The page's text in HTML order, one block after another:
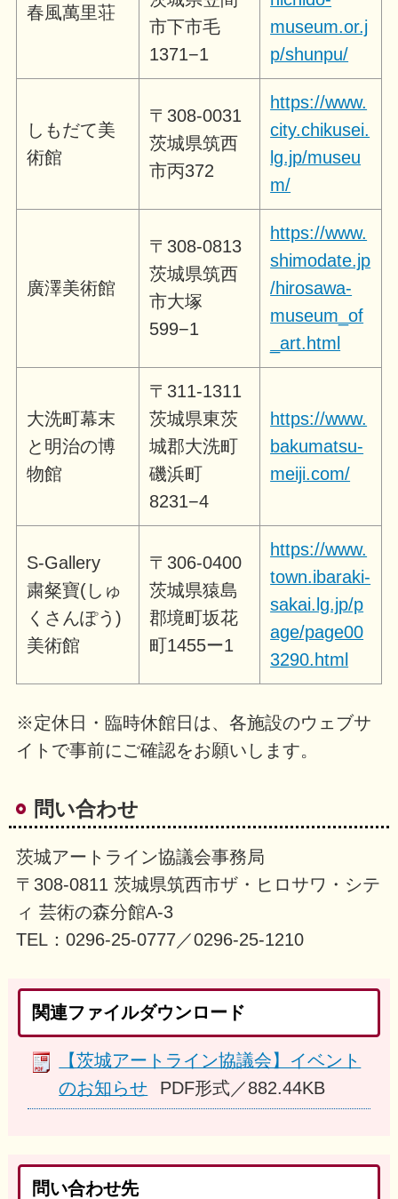
春風萬里荘
市下市毛
1371−1
museum.or.j
p/shunpu/
しもだて美
術館
〒308-0031
茨城県筑西
市丙372
https://www.
city.chikusei.
lg.jp/museu
m/
廣澤美術館
〒308-0813
茨城県筑西
市大塚
599−1
https://www.
shimodate.jp
/hirosawa-
museum_of
_art.html
大洗町幕末
と明治の博
物館
〒311-1311
茨城県東茨
城郡大洗町
磯浜町
8231−4
https://www.
bakumatsu-
meiji.com/
S-Gallery
粛粲寶(しゅ
くさんぽう)
美術館
〒306-0400
茨城県猿島
郡境町坂花
町1455ー1
https://www.
town.ibaraki-
sakai.lg.jp/p
age/page00
3290.html
※定休日・臨時休館日は、各施設のウェブサ
イトで事前にご確認をお願いします。
問い合わせ
茨城アートライン協議会事務局
〒308-0811 茨城県筑西市ザ・ヒロサワ・シテ
ィ 芸術の森分館A-3
TEL：0296-25-0777／0296-25-1210
関連ファイルダウンロード
【茨城アートライン協議会】イベント
のお知らせ
PDF形式／882.44KB
問い合わせ先